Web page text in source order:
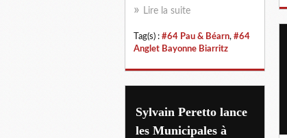
Lire la suite
Tag(s) : #64 Pau & Béarn, #64
Anglet Bayonne Biarritz
Sylvain Peretto lance
les Municipales à